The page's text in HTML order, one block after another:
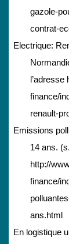
gazole-
contrat-
Electrique:
finance/
renault-
Emissions
14 ans.
http://
finance/
ans.html
En logistique